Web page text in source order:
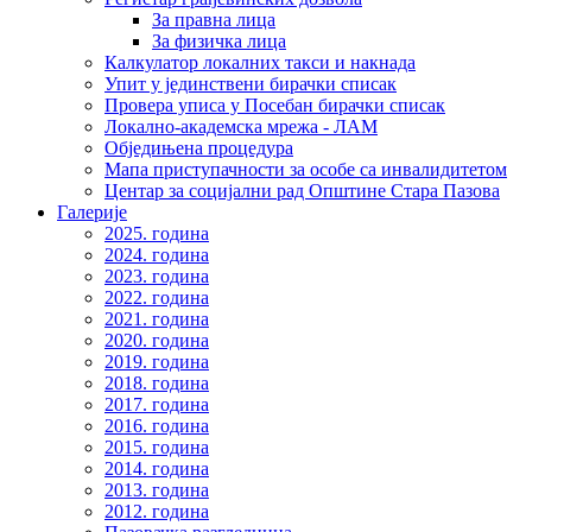
За правна лица
За физичка лица
Калкулатор локалних такси и накнада
Упит у јединствени бирачки списак
Провера уписа у Посебан бирачки списак
Локално-академска мрежа - ЛАМ
Обједињена процедура
Мапа приступачности за особе са инвалидитетом
Центар за социјални рад Општине Стара Пазова
Галерије
2025. година
2024. година
2023. година
2022. година
2021. година
2020. година
2019. година
2018. година
2017. година
2016. година
2015. година
2014. година
2013. година
2012. година